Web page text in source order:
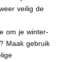
veilig de
om je winter-
Maak gebruik